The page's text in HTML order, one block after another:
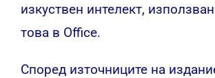
изкуствен интелект,
това в Office.
Според източниците на